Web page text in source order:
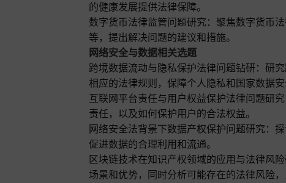
的健康发展提供法律保障。
数字货币法律监管问题研究：聚焦数字货币
等，提出解决问题的建议和措施。
网络安全与数据相关选题
跨境数据流动与隐私保护法律问题钻研：研
相应的法律规则，保障个人隐私和国家数据安
互联网平台责任与用户权益保护法律问题研
责任，以及如何保护用户的合法权益。
网络安全法背景下数据产权保护问题研究：
促进数据的合理利用和流通。
区块链技术在知识产权领域的应用与法律风
场景和优势，同时分析可能存在的法律风险